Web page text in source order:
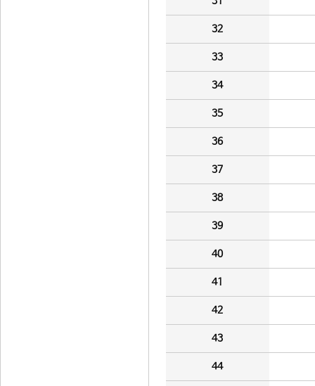
32
33
34
35
36
37
38
39
40
41
42
43
44